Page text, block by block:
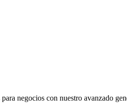
negocios con nuestro avanzado